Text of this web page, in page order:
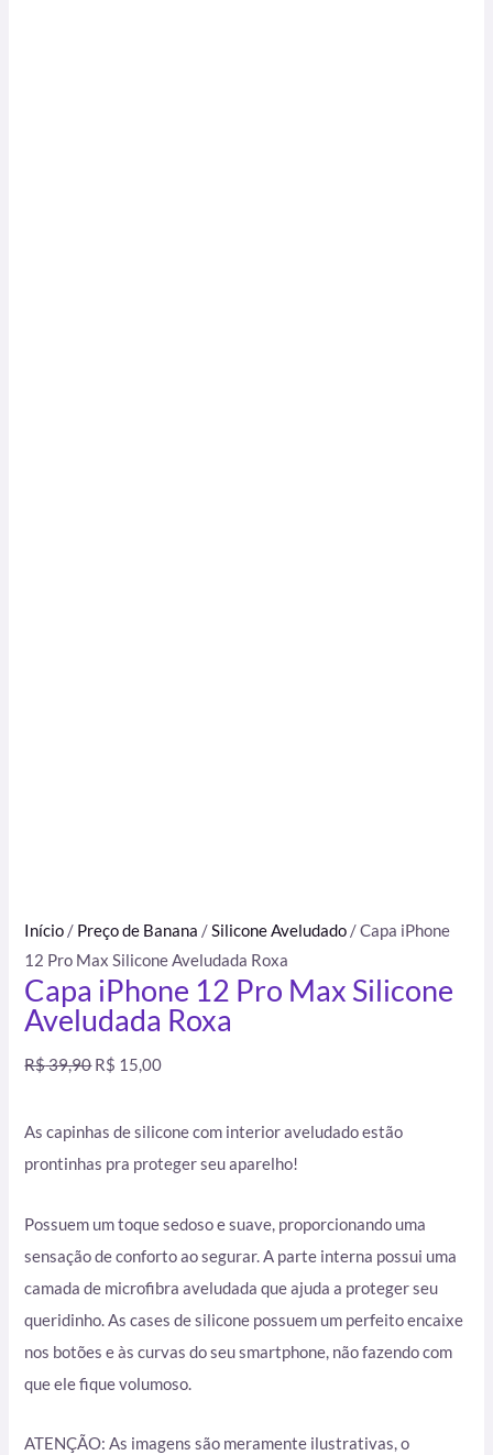
Início / Preço de Banana /Silicone Aveludado / Capa iPhone
12 Pro Max Silicone Aveludada Roxa
Capa iPhone 12 Pro Max Silicone
Aveludada Roxa
R$39,90 R$ 15,00
As capinhas de silicone com interior aveludado estão
prontinhas pra proteger seu aparelho!
Possuem um toque sedoso e suave, proporcionando uma
sensação de conforto ao segurar. A parte interna possui uma
camada de microfibra aveludada que ajuda a proteger seu
queridinho. As cases de silicone possuem um perfeito encaixe
nos botões e às curvas do seu smartphone, não fazendo com
que ele fique volumoso.
ATENÇÃO: As imagens são meramente ilustrativas, o